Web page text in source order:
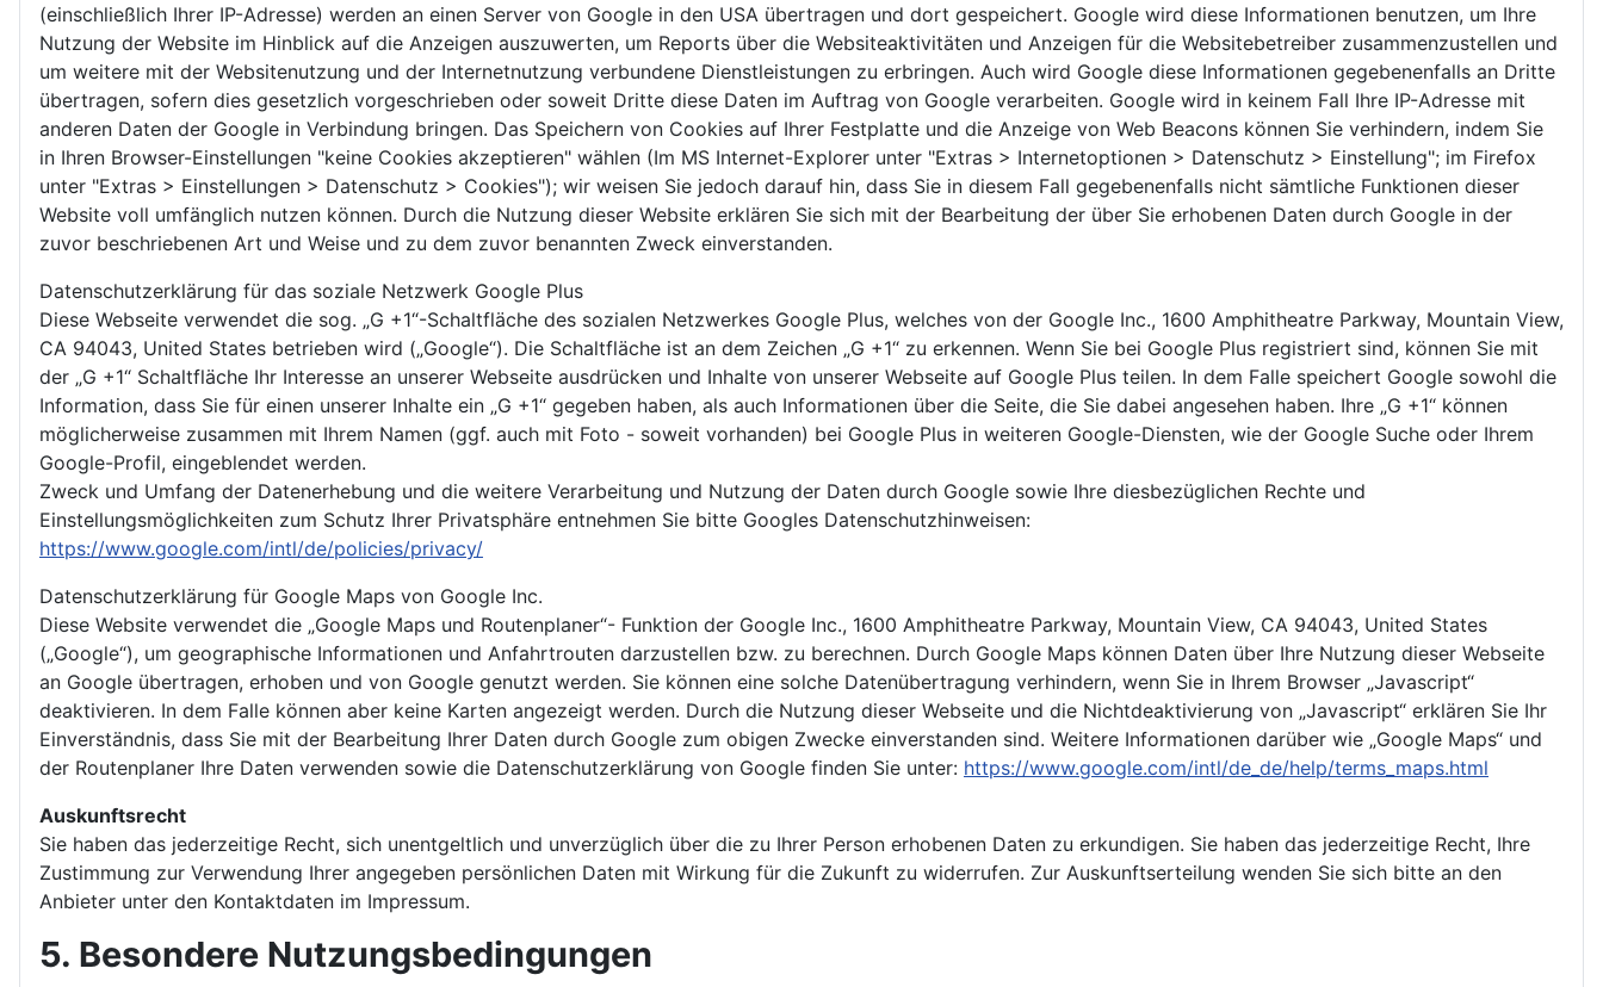
(einschließlich Ihrer IP-Adresse) werden an einen Server von Google in den USA übertragen und dort gespeichert. Google wird diese Informationen benutzen, um Ihre
Nutzung der Website im Hinblick auf die Anzeigen auszuwerten, um Reports über die Websiteaktivitäten und Anzeigen für die Websitebetreiber zusammenzustellen und
um weitere mit der Websitenutzung und der Internetnutzung verbundene Dienstleistungen zu erbringen. Auch wird Google diese Informationen gegebenenfalls an Dritte
übertragen, sofern dies gesetzlich vorgeschrieben oder soweit Dritte diese Daten im Auftrag von Google verarbeiten. Google wird in keinem Fall Ihre IP-Adresse mit
anderen Daten der Google in Verbindung bringen. Das Speichern von Cookies auf Ihrer Festplatte und die Anzeige von Web Beacons können Sie verhindern, indem Sie
in Ihren Browser-Einstellungen "keine Cookies akzeptieren" wählen (Im MS Internet-Explorer unter "Extras > Internetoptionen > Datenschutz > Einstellung"; im Firefox
unter "Extras > Einstellungen > Datenschutz > Cookies"); wir weisen Sie jedoch darauf hin, dass Sie in diesem Fall gegebenenfalls nicht sämtliche Funktionen dieser
Website voll umfänglich nutzen können. Durch die Nutzung dieser Website erklären Sie sich mit der Bearbeitung der über Sie erhobenen Daten durch Google in der
zuvor beschriebenen Art und Weise und zu dem zuvor benannten Zweck einverstanden.
Datenschutzerklärung für das soziale Netzwerk Google Plus
Diese Webseite verwendet die sog. „G +1“-Schaltfläche des sozialen Netzwerkes Google Plus, welches von der Google Inc., 1600 Amphitheatre Parkway, Mountain View,
CA 94043, United States betrieben wird („Google“). Die Schaltfläche ist an dem Zeichen „G +1“ zu erkennen. Wenn Sie bei Google Plus registriert sind, können Sie mit
der „G +1“ Schaltfläche Ihr Interesse an unserer Webseite ausdrücken und Inhalte von unserer Webseite auf Google Plus teilen. In dem Falle speichert Google sowohl die
Information, dass Sie für einen unserer Inhalte ein „G +1“ gegeben haben, als auch Informationen über die Seite, die Sie dabei angesehen haben. Ihre „G +1“ können
möglicherweise zusammen mit Ihrem Namen (ggf. auch mit Foto - soweit vorhanden) bei Google Plus in weiteren Google-Diensten, wie der Google Suche oder Ihrem
Google-Profil, eingeblendet werden.
Zweck und Umfang der Datenerhebung und die weitere Verarbeitung und Nutzung der Daten durch Google sowie Ihre diesbezüglichen Rechte und
Einstellungsmöglichkeiten zum Schutz Ihrer Privatsphäre entnehmen Sie bitte Googles Datenschutzhinweisen:
https://www.google.com/intl/de/policies/privacy/
Datenschutzerklärung für Google Maps von Google Inc.
Diese Website verwendet die „Google Maps und Routenplaner“- Funktion der Google Inc., 1600 Amphitheatre Parkway, Mountain View, CA 94043, United States
(„Google“), um geographische Informationen und Anfahrtrouten darzustellen bzw. zu berechnen. Durch Google Maps können Daten über Ihre Nutzung dieser Webseite
an Google übertragen, erhoben und von Google genutzt werden. Sie können eine solche Datenübertragung verhindern, wenn Sie in Ihrem Browser „Javascript“
deaktivieren. In dem Falle können aber keine Karten angezeigt werden. Durch die Nutzung dieser Webseite und die Nichtdeaktivierung von „Javascript“ erklären Sie Ihr
Einverständnis, dass Sie mit der Bearbeitung Ihrer Daten durch Google zum obigen Zwecke einverstanden sind. Weitere Informationen darüber wie „Google Maps“ und
der Routenplaner Ihre Daten verwenden sowie die Datenschutzerklärung von Google finden Sie unter: https://www.google.com/intl/de_de/help/terms_maps.html
Auskunftsrecht
Sie haben das jederzeitige Recht, sich unentgeltlich und unverzüglich über die zu Ihrer Person erhobenen Daten zu erkundigen. Sie haben das jederzeitige Recht, Ihre
Zustimmung zur Verwendung Ihrer angegeben persönlichen Daten mit Wirkung für die Zukunft zu widerrufen. Zur Auskunftserteilung wenden Sie sich bitte an den
Anbieter unter den Kontaktdaten im Impressum.
5. Besondere Nutzungsbedingungen